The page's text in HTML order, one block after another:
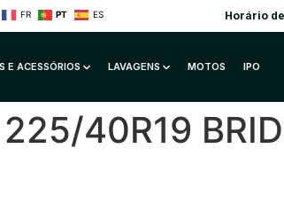
FR PT ES Horário
E ACESSÓRIOS LAVAGENS MOTOS IPO
40R19